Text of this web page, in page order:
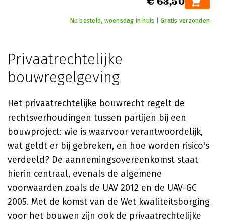
Nu besteld, woensdag in huis | Gratis verzonden
Privaatrechtelijke
bouwregelgeving
Het privaatrechtelijke bouwrecht regelt de
rechtsverhoudingen tussen partijen bij een
bouwproject: wie is waarvoor verantwoordelijk,
wat geldt er bij gebreken, en hoe worden risico's
verdeeld? De aannemingsovereenkomst staat
hierin centraal, evenals de algemene
voorwaarden zoals de UAV 2012 en de UAV-GC
2005. Met de komst van de Wet kwaliteitsborging
voor het bouwen zijn ook de privaatrechtelijke